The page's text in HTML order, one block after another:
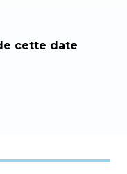
cette date